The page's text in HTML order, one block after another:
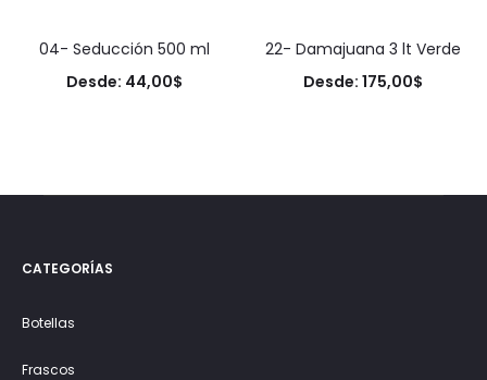
04- Seducción 500 ml
Desde: 44,00$
22- Damajuana 3 lt Verde
Desde: 175,00$
CATEGORÍAS
Botellas
Frascos